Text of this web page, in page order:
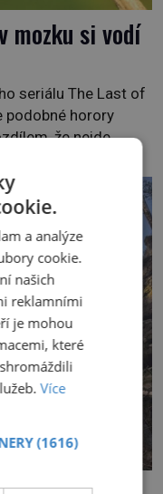
si vodí
seriálu The Last of
podobné horory
že nejde
jednodušší
zombie není nic
a analýze
cookie.
našich
reklamními
je mohou
které
Více
(1616)